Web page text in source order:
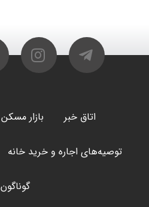
اتاق خبر بازار مسکن
توصیه‌های اجاره و خرید خانه
گوناگون